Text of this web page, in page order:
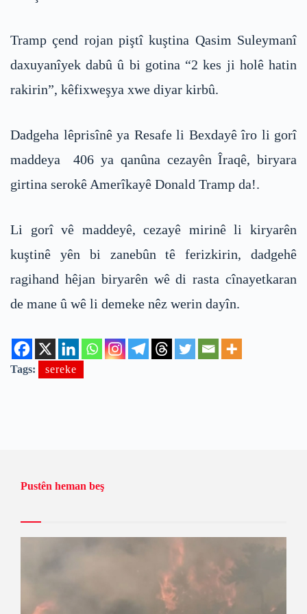
Tramp çend rojan piştî kuştina Qasim Suleymanî
daxuyanîyek dabû û bi gotina “2 kes ji holê hatin
rakirin”, kêfixweşya xwe diyar kirbû.
Dadgeha lêprisînê ya Resafe li Bexdayê îro li gorî
maddeya 406 ya qanûna cezayên Îraqê, biryara
girtina serokê Amerîkayê Donald Tramp da!.
Li gorî vê maddeyê, cezayê mirinê li kiryarên
kuştinê yên bi zanebûn tê ferizkirin, dadgehê
ragihand hêjan biryarên wê di rasta cînayetkaran
de mane û wê li demeke nêz werin dayîn.
Tags: sereke
Pustên heman beş